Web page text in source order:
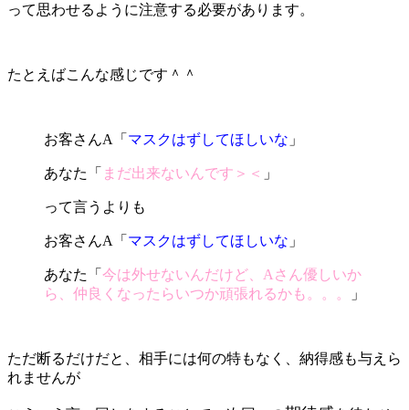
って思わせるように注意する必要があります。
たとえばこんな感じです＾＾
お客さんA「 マスクはずしてほしいな 」
あなた「 まだ出来ないんです＞＜ 」
って言うよりも
お客さんA「 マスクはずしてほしいな 」
あなた「 今は外せないんだけど、Aさん優しいか
ら、仲良くなったらいつか頑張れるかも。。。
」
ただ断るだけだと、相手には何の特もなく、納得感も与えら
れませんが